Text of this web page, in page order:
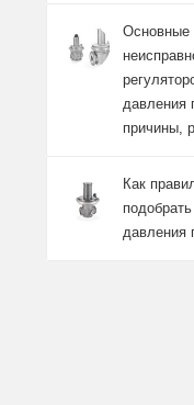
Основные
давления
причины,
Как
давления